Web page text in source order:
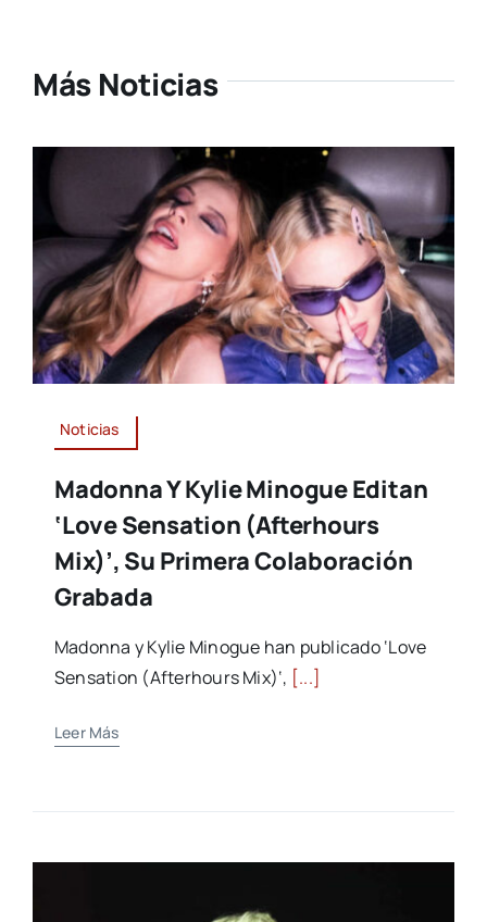
Más Noticias
Noticias
Madonna Y Kylie Minogue Editan
‘Love Sensation (Afterhours
Mix)’, Su Primera Colaboración
Grabada
Madonna y Kylie Minogue han publicado ‘Love
Sensation (Afterhours Mix)‘, [...]
Leer Más